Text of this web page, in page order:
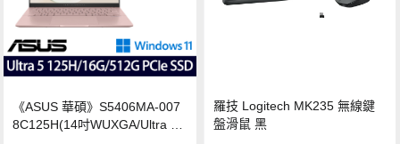
《ASUS 華碩》S5406MA-007
8C125H(14吋WUXGA/Ultra 5
羅技 Logitech MK235 無線鍵
盤滑鼠 黑